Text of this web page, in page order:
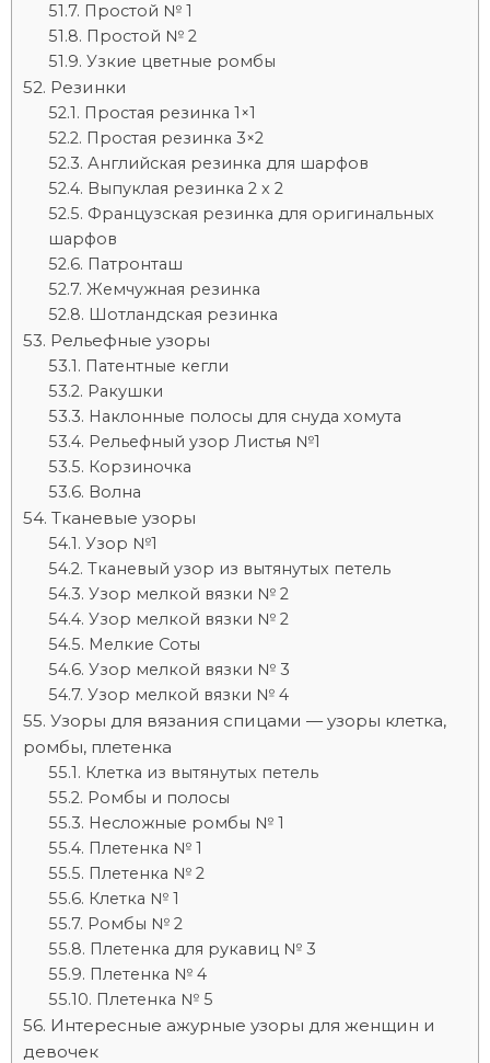
Простой № 1
Простой № 2
Узкие цветные ромбы
Резинки
Простая резинка 1×1
Простая резинка 3×2
Английская резинка для шарфов
Выпуклая резинка 2 x 2
Французская резинка для оригинальных
шарфов
Патронташ
Жемчужная резинка
Шотландская резинка
Рельефные узоры
Патентные кегли
Ракушки
Наклонные полосы для снуда хомута
Рельефный узор Листья №1
Корзиночка
Волна
Тканевые узоры
Узор №1
Тканевый узор из вытянутых петель
Узор мелкой вязки № 2
Узор мелкой вязки № 2
Мелкие Соты
Узор мелкой вязки № 3
Узор мелкой вязки № 4
Узоры для вязания спицами — узоры клетка,
ромбы, плетенка
Клетка из вытянутых петель
Ромбы и полосы
Несложные ромбы № 1
Плетенка № 1
Плетенка № 2
Клетка № 1
Ромбы № 2
Плетенка для рукавиц № 3
Плетенка № 4
Плетенка № 5
Интересные ажурные узоры для женщин и
девочек